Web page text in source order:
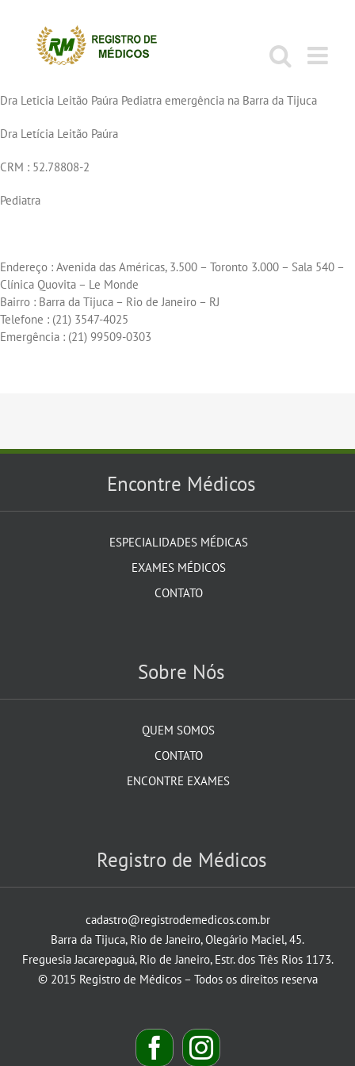
conteúdo
Dra Leticia Leitão Paúra Pediatra emergência na Barra da Tijuca
Dra Letícia Leitão Paúra
CRM : 52.78808-2
Pediatra
Endereço : Avenida das Américas, 3.500 – Toronto 3.000 – Sala 540 –
Clínica Quovita – Le Monde
Bairro : Barra da Tijuca – Rio de Janeiro – RJ
Telefone : (21) 3547-4025
Emergência : (21) 99509-0303
Encontre Médicos
ESPECIALIDADES MÉDICAS
EXAMES MÉDICOS
CONTATO
Sobre Nós
QUEM SOMOS
CONTATO
ENCONTRE EXAMES
Registro de Médicos
cadastro@registrodemedicos.com.br
Barra da Tijuca, Rio de Janeiro, Olegário Maciel, 45.
Freguesia Jacarepaguá, Rio de Janeiro, Estr. dos Três Rios 1173.
© 2015 Registro de Médicos – Todos os direitos reserva